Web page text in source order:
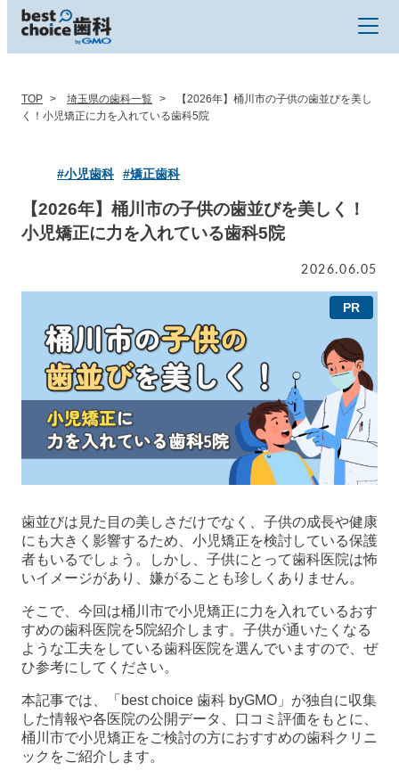
TOP 埼玉県の歯科一覧
【2026年】桶川市の子供の歯並びを美し
く！小児矯正に力を入れている歯科5院
#小児歯科 #矯正歯科
【2026年】桶川市の子供の歯並びを美しく！
小児矯正に力を入れている歯科5院
2026.06.05
歯並びは見た目の美しさだけでなく、子供の成長や健康
にも大きく影響するため、小児矯正を検討している保護
者もいるでしょう。しかし、子供にとって歯科医院は怖
いイメージがあり、嫌がることも珍しくありません。
そこで、今回は桶川市で小児矯正に力を入れているおす
すめの歯科医院を5院紹介します。子供が通いたくなる
ような工夫をしている歯科医院を選んでいますので、ぜ
ひ参考にしてください。
本記事では、「best choice 歯科 byGMO」が独自に収集
した情報や各医院の公開データ、口コミ評価をもとに、
桶川市で小児矯正をご検討の方におすすめの歯科クリニ
ックをご紹介します。